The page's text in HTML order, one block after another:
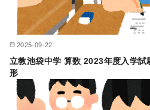
2025-09-22
立教池袋中学 算数 2023年度入学
形